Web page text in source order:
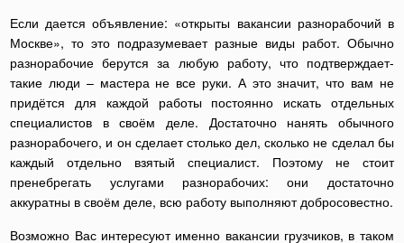
Если дается объявление: «открыты вакансии разнорабочий в
Москве», то это подразумевает разные виды работ. Обычно
разнорабочие берутся за любую работу, что подтверждает-
такие люди – мастера не все руки. А это значит, что вам не
придётся для каждой работы постоянно искать отдельных
специалистов в своём деле. Достаточно нанять обычного
разнорабочего, и он сделает столько дел, сколько не сделал бы
каждый отдельно взятый специалист. Поэтому не стоит
пренебрегать услугами разнорабочих: они достаточно
аккуратны в своём деле, всю работу выполняют добросовестно.
Возможно Вас интересуют именно вакансии грузчиков, в таком